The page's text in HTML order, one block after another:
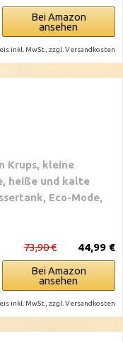
Bei Amazon
ansehen
inkl. MwSt., zzgl. Versandkosten
Krups, kleine
heiße und kalte
Eco-Mode,
44,99 €
73,90 €
Bei Amazon
ansehen
inkl. MwSt., zzgl. Versandkosten